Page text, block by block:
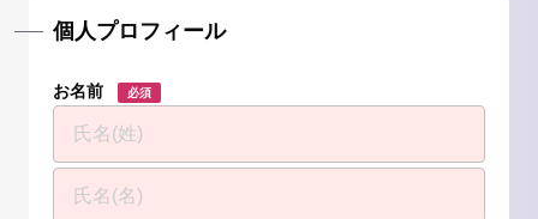
個人プロフィール
お名前 必須